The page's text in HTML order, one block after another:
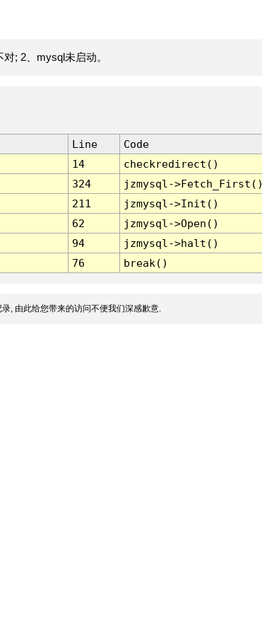
; 2、mysql未启动。
Line
Code
14
checkredirect()
324
jzmysql-
211
jzmysql->Init()
62
jzmysql->Open()
94
jzmysql->halt()
76 break()
, 由此给您带来的访问不便我们深感歉意.